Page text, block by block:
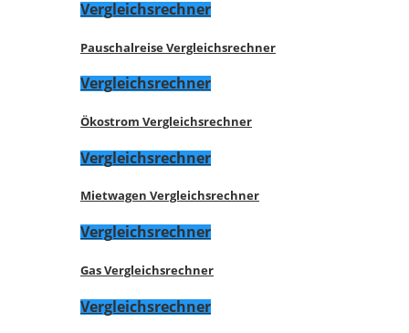
Vergleichsrechner
Pauschalreise Vergleichsrechner
Vergleichsrechner
Ökostrom Vergleichsrechner
Vergleichsrechner
Mietwagen Vergleichsrechner
Vergleichsrechner
Gas Vergleichsrechner
Vergleichsrechner